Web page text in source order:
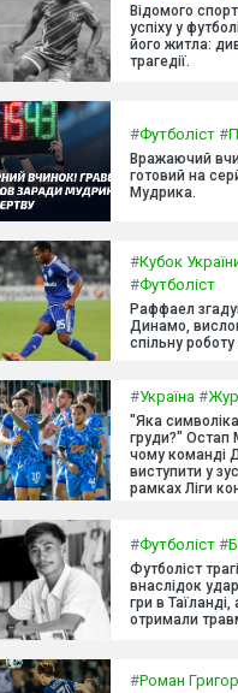
Відомого
успіху у
його житла:
трагедії.
#Футболіст #
Вражаючий
готовий на
Мудрика.
#Кубок
#Футболіст
Раффаел
Динамо,
спільну
#Україна #
"Яка
груди?" Остап
чому команді
виступити у
рамках Ліги
#Футболіст #
Футболіст
внаслідок
гри в
отримали
#Роман